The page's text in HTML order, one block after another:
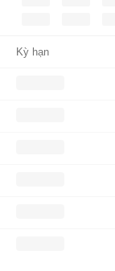
Kỳ hạn